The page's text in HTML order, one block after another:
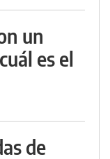
un
es el
de